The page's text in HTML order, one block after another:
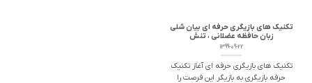
تکنیک های بازیگری حرفه ای بیان شلی
زبان حافظه عضلانی ، تنش
1399-09-22
تکنیک های بازیگری حرفه ای آغاز تکنیک
حرفه بازیگری به بازیگر این فرصت را